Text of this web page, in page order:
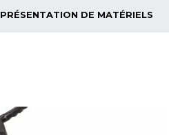
PRÉSENTATION DE MATÉRIELS